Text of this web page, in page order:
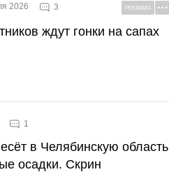
2026 3 РЕКЛАМА
ждут гонки на сапах
1
в Челябинскую область
осадки. Скрин